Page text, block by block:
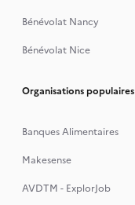
Bénévolat Nancy
Bénévolat Nice
Organisations populaires
Banques Alimentaires
Makesense
AVDTM - ExplorJob